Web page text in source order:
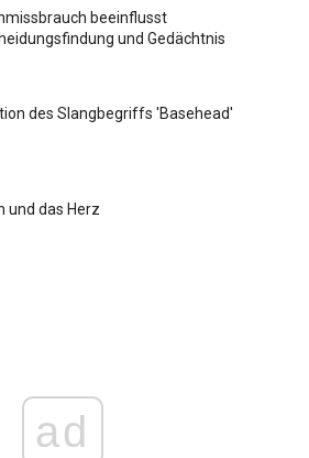
beeinflusst
und Gedächtnis
des Slangbegriffs 'Basehead'
und das Herz
ad